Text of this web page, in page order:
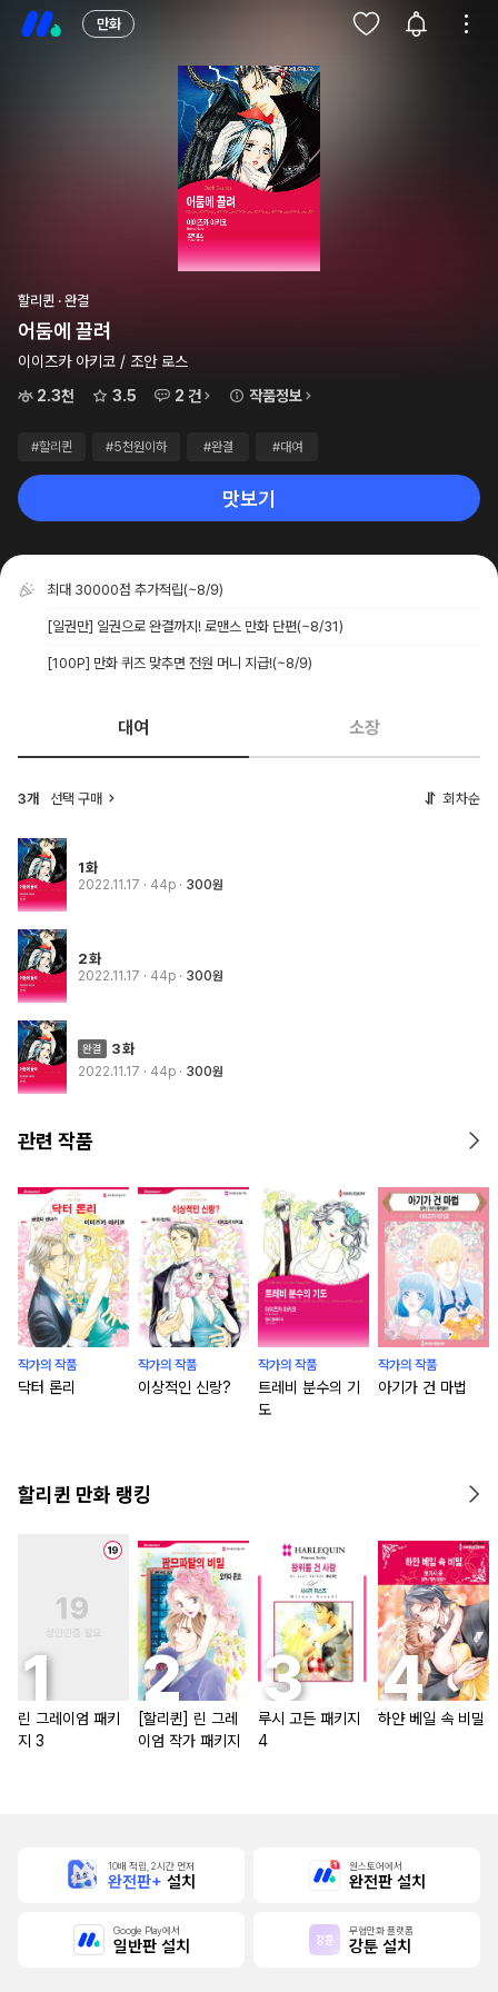
만화
할리퀸 · 완결
어둠에 끌려
이이즈카 아키코 / 조안 로스
2.3천
3.5 2 건 작품정보
#할리퀸 #5천원이하 #완결 #대여
맛보기
최대 30000점 추가적립(~8/9)
[일권만] 일권으로 완결까지! 로맨스 만화 단편(~8/31)
[100P] 만화 퀴즈 맞추면 전원 머니 지급!(~8/9)
대여 소장
3개 선택 구매 회차순
1화
2022.11.17 · 44p 300원
2화
2022.11.17 · 44p 300원
3화
2022.11.17 · 44p 300원
관련 작품
작가의 작품
닥터 론리
작가의 작품
이상적인 신랑?
작가의 작품
트레비 분수의 기
도
작가의 작품
아기가 건 마법
할리퀸 만화 랭킹
린 그레이엄 패키
지 3
[할리퀸] 린 그레
이엄 작가 패키지
루시 고든 패키지
4
하얀 베일 속 비밀
10배 적립, 2시간 먼저
완전판+ 설치
원스토어에서
완전판 설치
Google Play에서
일반판 설치
무협만화 플랫폼
강툰 설치